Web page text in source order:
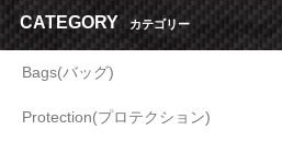
CATEGORY カテゴリー
Bags(バッグ)
Protection(プロテクション)